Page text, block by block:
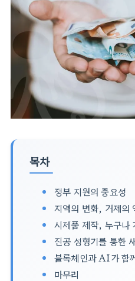
목차
정부 지원의 중요성
지역의 변화, 거제의
시제품 제작, 누구나
진공 성형기를 통한
블록체인과 AI가 함
마무리